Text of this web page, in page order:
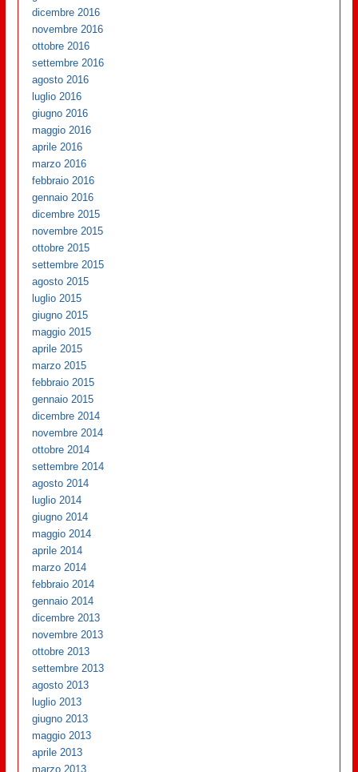
dicembre 2016
novembre 2016
ottobre 2016
settembre 2016
agosto 2016
luglio 2016
giugno 2016
maggio 2016
aprile 2016
marzo 2016
febbraio 2016
gennaio 2016
dicembre 2015
novembre 2015
ottobre 2015
settembre 2015
agosto 2015
luglio 2015
giugno 2015
maggio 2015
aprile 2015
marzo 2015
febbraio 2015
gennaio 2015
dicembre 2014
novembre 2014
ottobre 2014
settembre 2014
agosto 2014
luglio 2014
giugno 2014
maggio 2014
aprile 2014
marzo 2014
febbraio 2014
gennaio 2014
dicembre 2013
novembre 2013
ottobre 2013
settembre 2013
agosto 2013
luglio 2013
giugno 2013
maggio 2013
aprile 2013
marzo 2013